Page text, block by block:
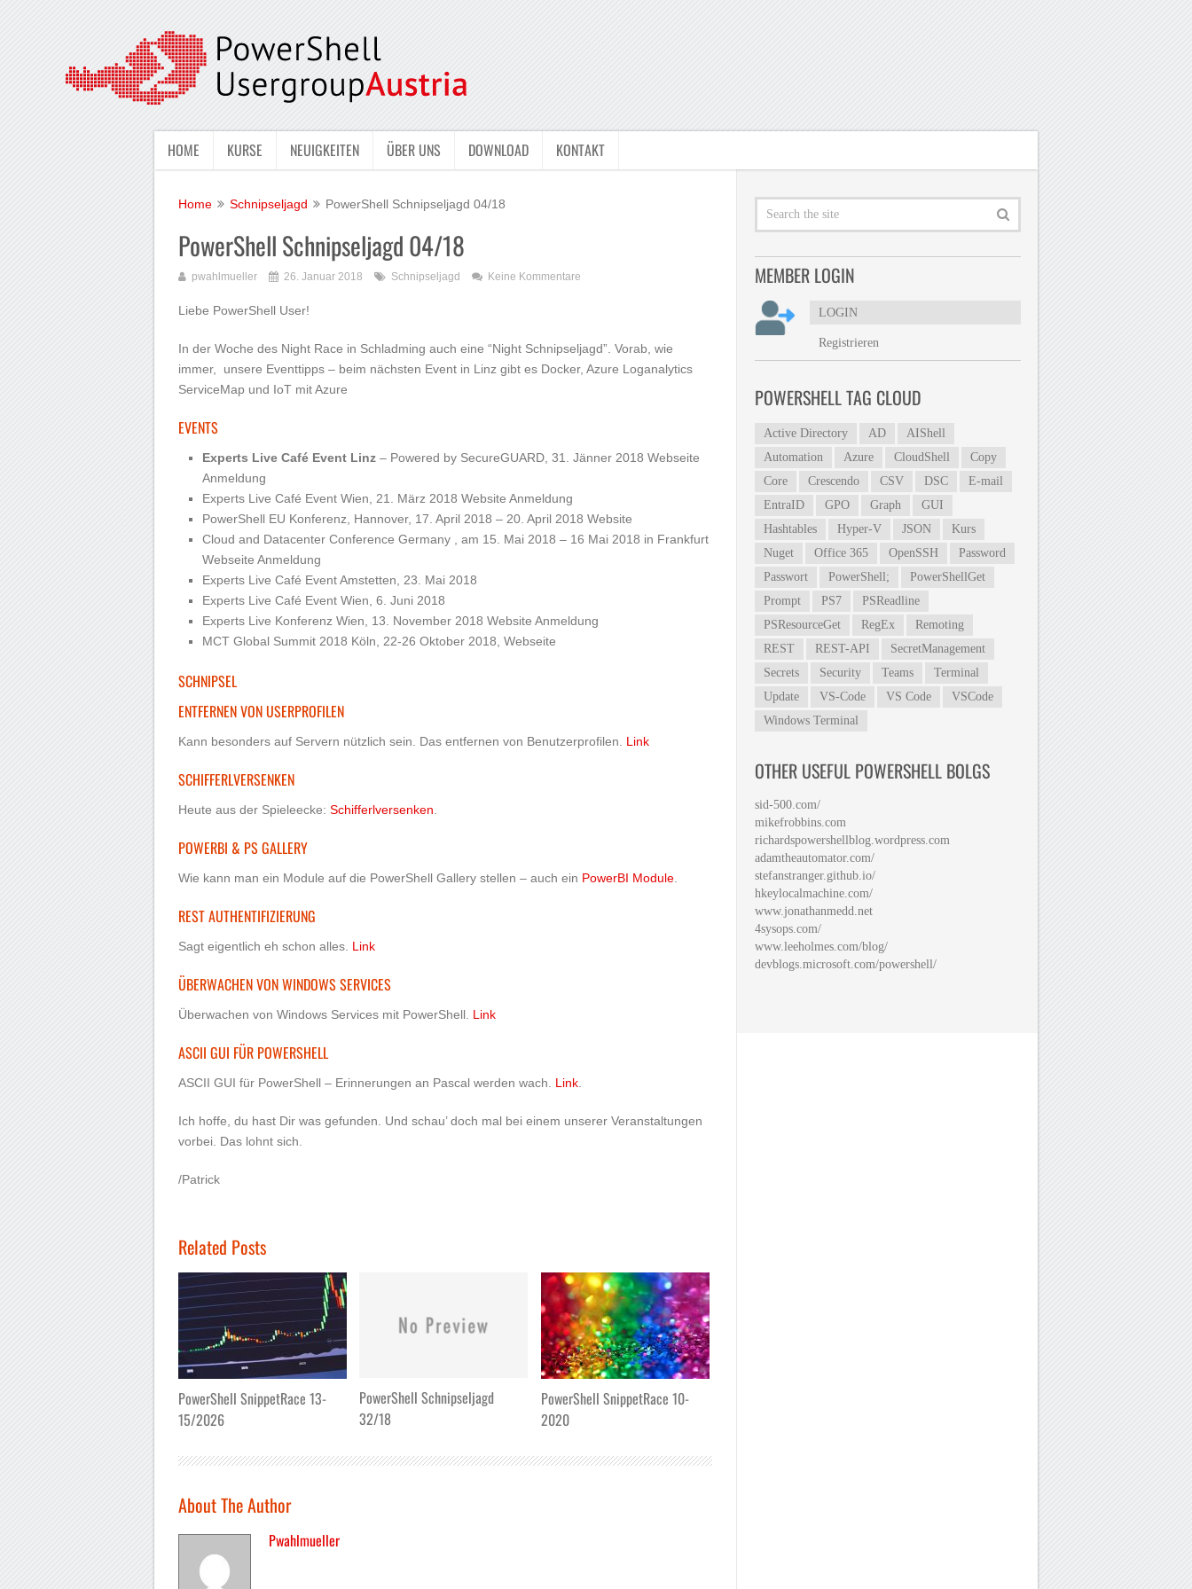
HOME KURSE NEUIGKEITEN ÜBER UNS DOWNLOAD KONTAKT
Home Schnipseljagd PowerShell Schnipseljagd 04/18
PowerShell Schnipseljagd 04/18
pwahlmueller 26. Januar 2018 Schnipseljagd Keine Kommentare
Liebe PowerShell User!
In der Woche des Night Race in Schladming auch eine “Night Schnipseljagd”. Vorab, wie
immer, unsere Eventtipps – beim nächsten Event in Linz gibt es Docker, Azure Loganalytics
ServiceMap und IoT mit Azure
EVENTS
Experts Live Café Event Linz– Powered by SecureGUARD, 31. Jänner 2018 Webseite
Anmeldung
Experts Live Café Event Wien, 21. März 2018 Website Anmeldung
PowerShell EU Konferenz, Hannover, 17. April 2018 – 20. April 2018 Website
Cloud and Datacenter Conference Germany , am 15. Mai 2018 – 16 Mai 2018 in Frankfurt
Webseite Anmeldung
Experts Live Café Event Amstetten, 23. Mai 2018
Experts Live Café Event Wien, 6. Juni 2018
Experts Live Konferenz Wien, 13. November 2018 Website Anmeldung
MCT Global Summit 2018 Köln, 22-26 Oktober 2018, Webseite
SCHNIPSEL
ENTFERNEN VON USERPROFILEN
Kann besonders auf Servern nützlich sein. Das entfernen von Benutzerprofilen. Link
SCHIFFERLVERSENKEN
Heute aus der Spieleecke: Schifferlversenken
POWERBI & PS GALLERY
Wie kann man ein Module auf die PowerShell Gallery stellen – auch ein PowerBI Module
REST AUTHENTIFIZIERUNG
Sagt eigentlich eh schon alles. Link
ÜBERWACHEN VON WINDOWS SERVICES
Überwachen von Windows Services mit PowerShell. Link
ASCII GUI FÜR POWERSHELL
ASCII GUI für PowerShell – Erinnerungen an Pascal werden wach. Link
Ich hoffe, du hast Dir was gefunden. Und schau’ doch mal bei einem unserer Veranstaltungen
vorbei. Das lohnt sich.
/Patrick
Related Posts
PowerShell SnippetRace 13-
15/2026
PowerShell Schnipseljagd
32/18
PowerShell SnippetRace 10-
2020
About The Author
Pwahlmueller
MEMBER LOGIN
LOGIN
Registrieren
POWERSHELL TAG CLOUD
Active Directory AD
AIShell
Automation
Azure CloudShell
Copy
Core
Crescendo CSV DSC
E-mail
EntraID
GPO Graph
GUI
Hashtables
Hyper-V JSON
Kurs
Nuget
Office 365 OpenSSH
Password
Passwort
PowerShell;
PowerShellGet
Prompt
PS7
PSReadline
PSResourceGet
RegEx
Remoting
REST
REST-API
SecretManagement
Secrets
Security Teams
Terminal
Update
VS-Code VS Code
VSCode
Windows Terminal
OTHER USEFUL POWERSHELL BOLGS
sid-500.com/
mikefrobbins.com
richardspowershellblog.wordpress.com
adamtheautomator.com/
stefanstranger.github.io/
hkeylocalmachine.com/
www.jonathanmedd.net
4sysops.com/
www.leeholmes.com/blog/
devblogs.microsoft.com/powershell/